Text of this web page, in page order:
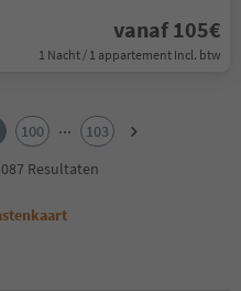
vanaf 105€
1 Nacht / 1 appartement Incl. btw
100 ...
103
Resultaten